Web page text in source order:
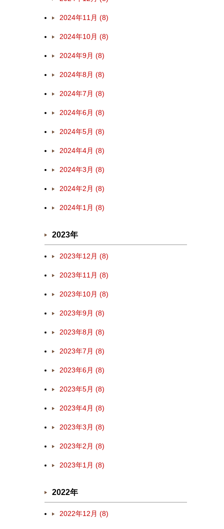
2024年11月 (8)
2024年10月 (8)
2024年9月 (8)
2024年8月 (8)
2024年7月 (8)
2024年6月 (8)
2024年5月 (8)
2024年4月 (8)
2024年3月 (8)
2024年2月 (8)
2024年1月 (8)
2023年
2023年12月 (8)
2023年11月 (8)
2023年10月 (8)
2023年9月 (8)
2023年8月 (8)
2023年7月 (8)
2023年6月 (8)
2023年5月 (8)
2023年4月 (8)
2023年3月 (8)
2023年2月 (8)
2023年1月 (8)
2022年
2022年12月 (8)